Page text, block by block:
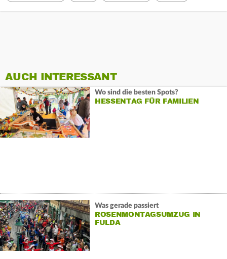
AUCH INTERESSANT
Wo sind die besten Spots?
HESSENTAG FÜR FAMILIEN
Was gerade passiert
ROSENMONTAGSUMZUG IN
FULDA